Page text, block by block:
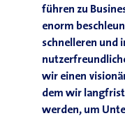
führen zu
enorm
schnelleren
wir einen
dem wir
werden, um